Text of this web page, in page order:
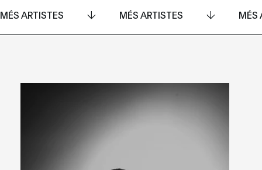
MÉS ARTISTES MÉS ARTISTES MÉS